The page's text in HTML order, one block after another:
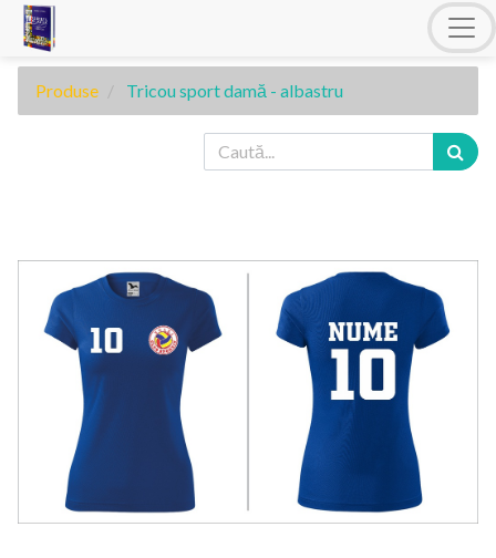
Produse Tricou sport damă - albastru